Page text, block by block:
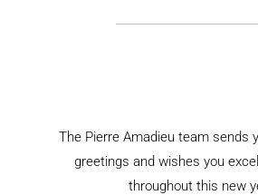
The Pierre Amadieu team sends
greetings and wishes you
throughout this new